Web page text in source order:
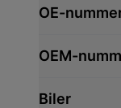
OE-
OEM-
Biler